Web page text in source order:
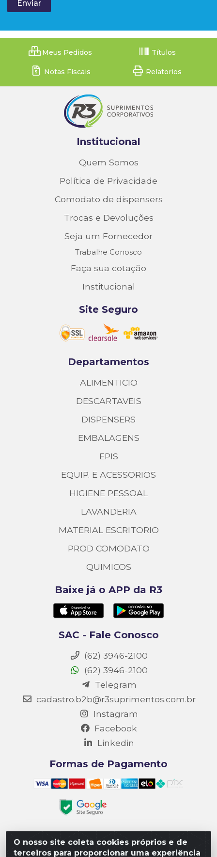
O nosso site coleta cookies próprios e de
terceiros para proporcionar uma experiência
Meus Pedidos Títulos
Notas Fiscais Relatorios
Institucional
Quem Somos
Política de Privacidade
Comodato de dispensers
Trocas e Devoluções
Seja um Fornecedor
Trabalhe Conosco
Faça sua cotação
Institucional
Site Seguro
Departamentos
ALIMENTICIO
DESCARTAVEIS
DISPENSERS
EMBALAGENS
EPIS
EQUIP. E ACESSORIOS
HIGIENE PESSOAL
LAVANDERIA
MATERIAL ESCRITORIO
PROD COMODATO
QUIMICOS
Baixe já o APP da R3
SAC - Fale Conosco
(62) 3946-2100
(62) 3946-2100
Telegram
cadastro.b2b@r3suprimentos.com.br
Instagram
Facebook
Linkedin
Formas de Pagamento
Matriz R3 Suprimentos - Rua 14, Polo Empresarial Goiás